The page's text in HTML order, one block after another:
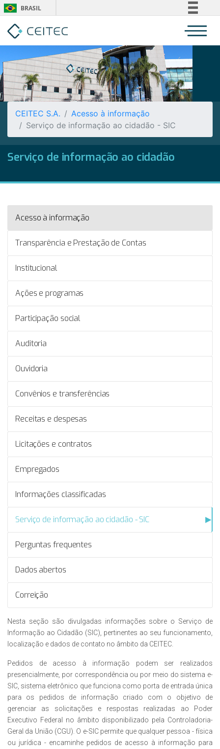
BRASIL
Participe
Acesso à informação
Legislação
Canais
CEITEC S.A.
Acesso à informação
Serviço de informação ao cidadão - SIC
Serviço de informação ao cidadão
Acesso à informação
Transparência e Prestação de Contas
Institucional
Ações e programas
Participação social
Auditoria
Ouvidoria
Convênios e transferências
Receitas e despesas
Licitações e contratos
Empregados
Informações classificadas
Serviço de informação ao cidadão - SIC
Perguntas frequentes
Dados abertos
Correição
​​Nesta seção são divulgadas informações sobre o Serviço de
Informação ao Cidadão (SIC), pertinentes ao seu funcionamento,
localização e dados de contato no âmbito da CEITEC.
Pedidos de acesso à informação podem ser realizados
presencialmente, por correspondência ou por meio do sistema e-
SIC, sistema eletrônico que funciona como porta de entrada única
para os pedidos de informação criado com o objetivo de
gerenciar as solicitações e respostas realizadas ao Poder
Executivo Federal no âmbito disponibilizado pela Controladoria-
Geral da União (CGU). O e-SIC permite que qualquer pessoa - física
ou jurídica - encaminhe pedidos de acesso à informação para